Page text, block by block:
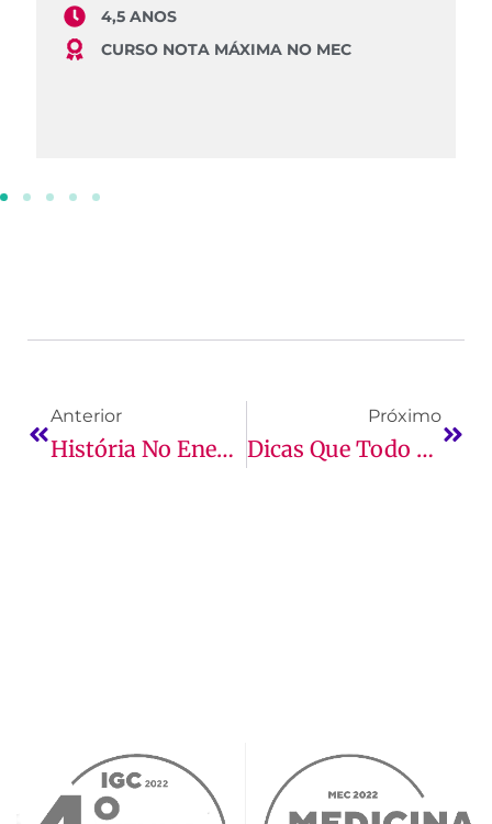
4,5 ANOS
CURSO NOTA MÁXIMA NO MEC
Anterior
História No Enem: Assuntos, Perguntas E Mais!
Próximo
Dicas Que Todo Estudante De Engenharia Civil Deve Saber